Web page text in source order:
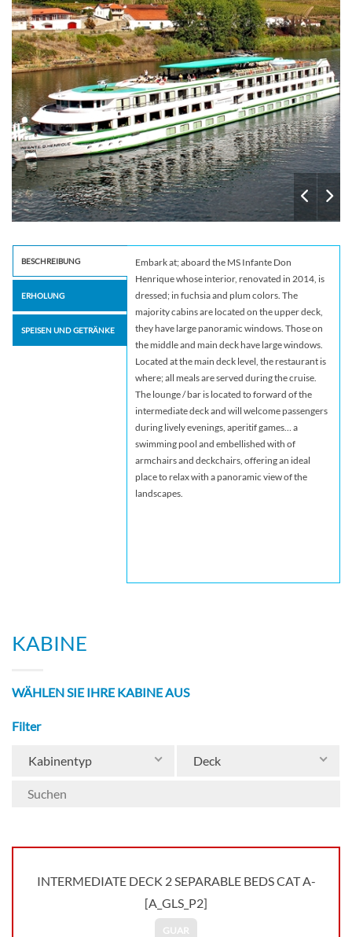
BESCHREIBUNG
ERHOLUNG
SPEISEN UND GETRÄNKE
Embark at; aboard the MS Infante Don
Henrique whose interior, renovated in 2014, is
dressed; in fuchsia and plum colors. The
majority cabins are located on the upper deck,
they have large panoramic windows. Those on
the middle and main deck have large windows.
Located at the main deck level, the restaurant is
where; all meals are served during the cruise.
The lounge / bar is located to forward of the
intermediate deck and will welcome passengers
during lively evenings, aperitif games… a
swimming pool and embellished with of
armchairs and deckchairs, offering an ideal
place to relax with a panoramic view of the
landscapes.
KABINE
WÄHLEN SIE IHRE KABINE AUS
Filter
Kabinentyp Deck
INTERMEDIATE DECK 2 SEPARABLE BEDS CAT A-
[A_GLS_P2]
GUAR